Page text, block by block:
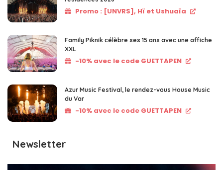
Promo : [UNVRS], Hï et Ushuaïa
Family Piknik célèbre ses 15 ans avec une affiche
XXL
-10% avec le code GUETTAPEN
Azur Music Festival, le rendez-vous House Music
du Var
-10% avec le code GUETTAPEN
Newsletter